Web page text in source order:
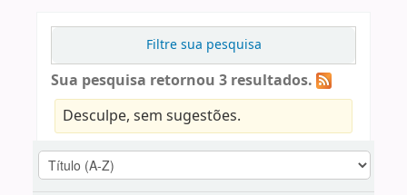
Filtre sua pesquisa
Sua pesquisa retornou 3 resultados.
Desculpe, sem sugestões.